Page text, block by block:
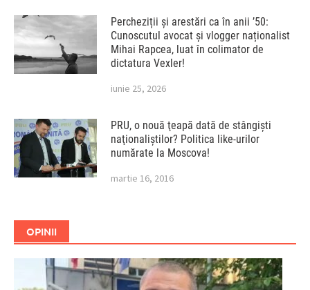
Percheziții și arestări ca în anii ’50:
Cunoscutul avocat și vlogger naționalist
Mihai Rapcea, luat în colimator de
dictatura Vexler!
iunie 25, 2026
PRU, o nouă ţeapă dată de stângişti
naţionaliştilor? Politica like-urilor
numărate la Moscova!
martie 16, 2016
OPINII